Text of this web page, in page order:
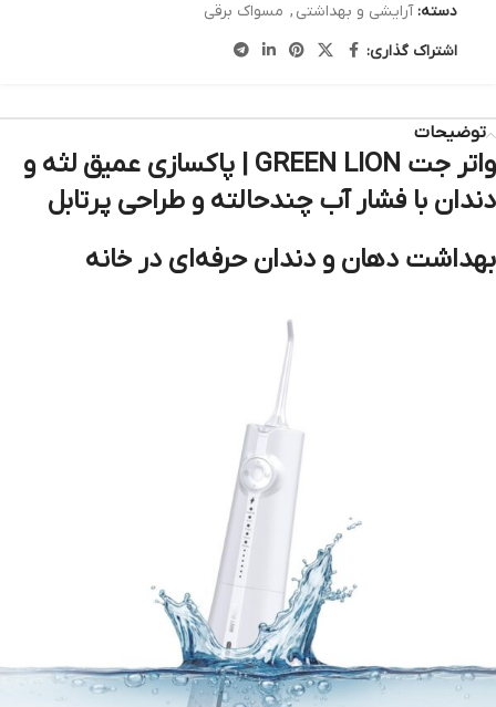
دسته: آرایشی و بهداشتی , مسواک برقی
اشتراک گذاری:
توضیحات
واتر جت GREEN LION | پاکسازی عمیق لثه و
دندان با فشار آب چندحالته و طراحی پرتابل
بهداشت دهان و دندان حرفه‌ای در خانه